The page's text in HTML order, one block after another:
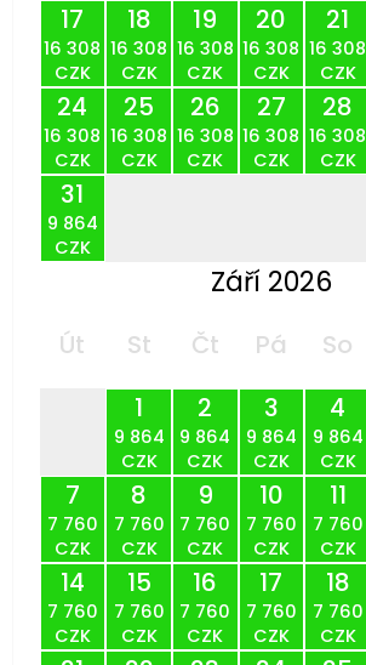
17
16 308
CZK
18
16 308
CZK
19
16 308
CZK
20
16 308
CZK
21
16 308
CZK
24
16 308
CZK
25
16 308
CZK
26
16 308
CZK
27
16 308
CZK
28
16 308
CZK
31
9 864
CZK
Září 2026
Út St Čt Pá So
1
9 864
CZK
2
9 864
CZK
3
9 864
CZK
4
9 864
CZK
7
7 760
CZK
8
7 760
CZK
9
7 760
CZK
10
7 760
CZK
11
7 760
CZK
14
7 760
CZK
15
7 760
CZK
16
7 760
CZK
17
7 760
CZK
18
7 760
CZK